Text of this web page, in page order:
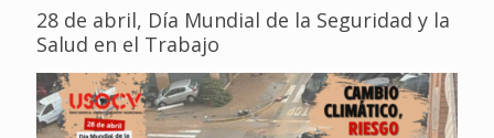
28 de abril, Día Mundial de la Seguridad y la
Salud en el Trabajo